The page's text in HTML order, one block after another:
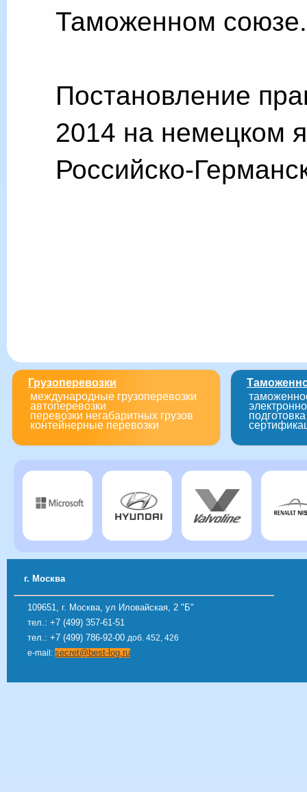
Таможенном союзе.
Постановление
2014 на немецком
Российско-
Грузоперевозки
международные грузоперевозки
автоперевозки
перевозки негабаритных грузов
контейнерные перевозки
г. Москва
109651, г. Москва, ул Иловайская, 2 "Б"
тел.: +7 (499) 357-61-51
тел.: +7 (499) 786-92-00 доб. 452, 426
e-mail: secret@best-log.ru